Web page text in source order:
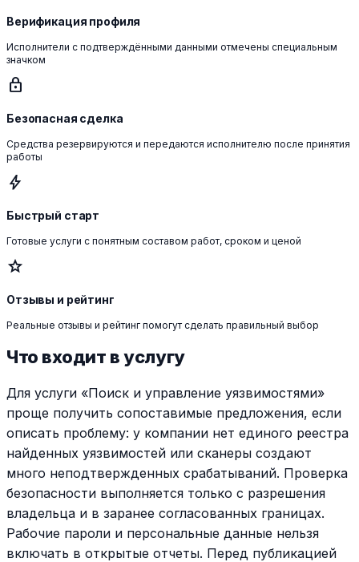
Верификация профиля
Исполнители с подтверждёнными данными отмечены специальным
значком
lock
Безопасная сделка
Средства резервируются и передаются исполнителю после принятия
работы
bolt
Быстрый старт
Готовые услуги с понятным составом работ, сроком и ценой
star
Отзывы и рейтинг
Реальные отзывы и рейтинг помогут сделать правильный выбор
Что входит в услугу
Для услуги «Поиск и управление уязвимостями»
проще получить сопоставимые предложения, если
описать проблему: у компании нет единого реестра
найденных уязвимостей или сканеры создают
много неподтвержденных срабатываний. Проверка
безопасности выполняется только с разрешения
владельца и в заранее согласованных границах.
Рабочие пароли и персональные данные нельзя
включать в открытые отчеты. Перед публикацией